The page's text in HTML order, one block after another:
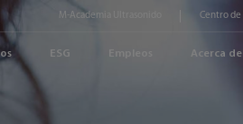
ESG Empleos Acerca
M-Academia Ultrasonido Centro de